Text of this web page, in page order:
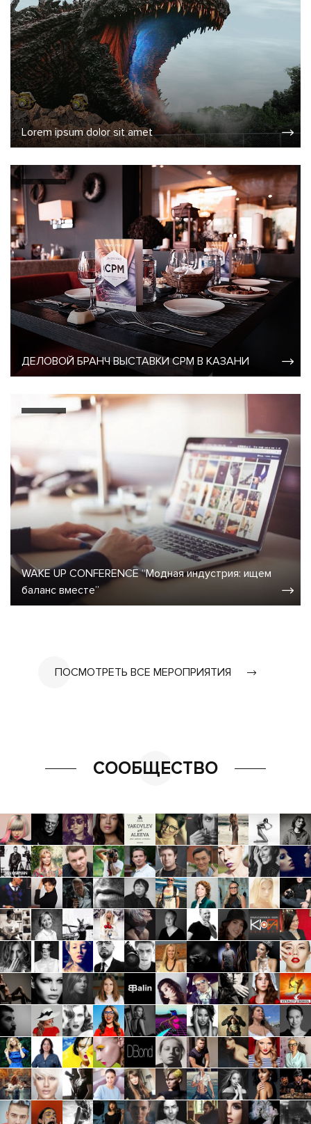
Lorem ipsum dolor sit amet
ДЕЛОВОЙ БРАНЧ ВЫСТАВКИ CPM В КАЗАНИ
WAKE UP CONFERENCE “Модная индустрия: ищем
баланс вместе”
ПОСМОТРЕТЬ ВСЕ МЕРОПРИЯТИЯ
СООБЩЕСТВО